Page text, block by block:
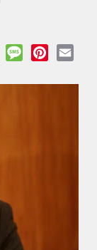
Viber MessagePinterest